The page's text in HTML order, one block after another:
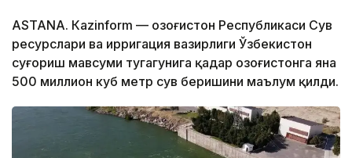
ASTANА. Кazinform — Қозоғистон Республикаси Сув
ресурслари ва ирригация вазирлиги Ўзбекистон
суғориш мавсуми тугагунига қадар Қозоғистонга яна
500 миллион куб метр сув беришини маълум қилди.